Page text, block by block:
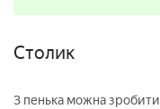
Столик
З пенька можна